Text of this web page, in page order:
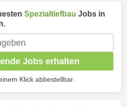
Spezialtiefbau Jobs in
Jobs erhalten
Klick abbestellbar.